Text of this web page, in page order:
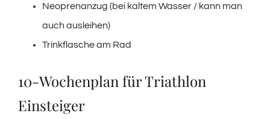
Neoprenanzug (bei kaltem Wasser / kann man
auch ausleihen)
Trinkflasche am Rad
10-Wochenplan für Triathlon
Einsteiger